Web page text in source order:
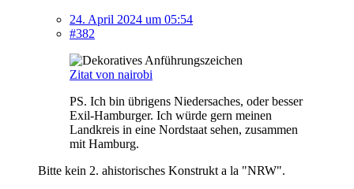
24. April 2024 um 05:54
#382
Zitat von nairobi
PS. Ich bin übrigens Niedersaches, oder besser
Exil-Hamburger. Ich würde gern meinen
Landkreis in eine Nordstaat sehen, zusammen
mit Hamburg.
Bitte kein 2. ahistorisches Konstrukt a la "NRW".